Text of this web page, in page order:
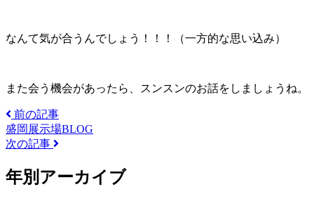
なんて気が合うんでしょう！！！（一方的な思い込み）
また会う機会があったら、スンスンのお話をしましょうね。
前の記事
盛岡展示場BLOG
次の記事
年別アーカイブ